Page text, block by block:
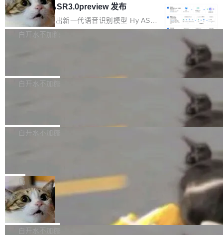
理解大规模代码仓时面临显著"代码仓理解"瓶
颈。 代码仓深度理解服务（以下简称" CodeBas
e深度理解服务"）是华为云码道（CodeA...
数据。2024年9月3日下午4点，他使用此前登录
的账号密码进入A集群，输入了一条被程序员圈
称为"删库跑路"的命令——最高管理员权限、无
自研的多个文生3D和...
oE 架构的大模型，好用到让人上瘾，但 GPU 显
存永远不够用。 Cloudflare 的 Workers AI 团队
一直在跑这些模型的推理。他们在官方博客上发
整性保护。效果是：吞吐量提升 41%，每 token
腾讯混元 Hy ASR3.0preview 发布
腾讯混元正式推出新一代语音识别模型 Hy ASR
3.0preview。基于最新一代大语言模型 Hy3 的
让语音识别不再只是听清，而是真正听懂。通过
w 不要求标准普通话，方言识别覆盖粤语、吴语
白开水不加糖
新和少量网页兼容性修复版本。 Changes/fixe
容提供的字体时出现的几个问题 为避免音频加
质的最低采样率）的音频格式将被拒绝 修复了 C
SS 圆角虚线样式中可能存在的问题 如果表单中
的图像元素不在同一个子树中，则它们将不再关
联 加...
白开水不加糖
发布的 Release Notes，他利用 AI 工具（如 Co
最强的若干项。对于尚未正式发版的 PG 19，则
通过拉取过去一年内（从 PG 18 Beta1 时间点
至今）的所有 commit，同样交由 AI 分析提炼。
经过人工复核，准确度令人满意。这一方法也为
社区爱好者提供了高效跟踪新版本的思路。
白开水不加糖
维护工作一直与我的日常工作、家务、社交生活
和休闲娱乐竞争时间。" 这是 libexpat 维护者 S
ebastian Pipping 写在博客里的话。8 月 4 日，
他宣布了一个新消息：从 2026 年 8 月 1 日起，
他可以全职维护 libexpat 了，最长 6 个月。发
局
Firefox 153.0.3 发布
Firefox 153.0.3 现已发布，具体更新内容如
下： New Smart Window 包含多项增强功能：
白开水不加糖